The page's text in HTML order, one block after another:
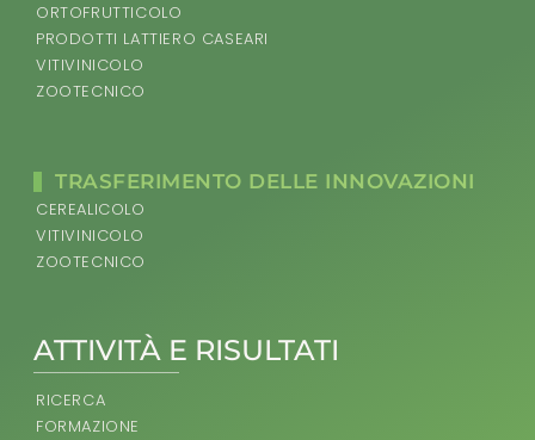
ATTIVITÀ E RISULTATI
RICERCA
FORMAZIONE
ORTOFRUTTICOLO
PRODOTTI LATTIERO CASEARI
VITIVINICOLO
ZOOTECNICO
TRASFERIMENTO DELLE INNOVAZIONI
CEREALICOLO
VITIVINICOLO
ZOOTECNICO